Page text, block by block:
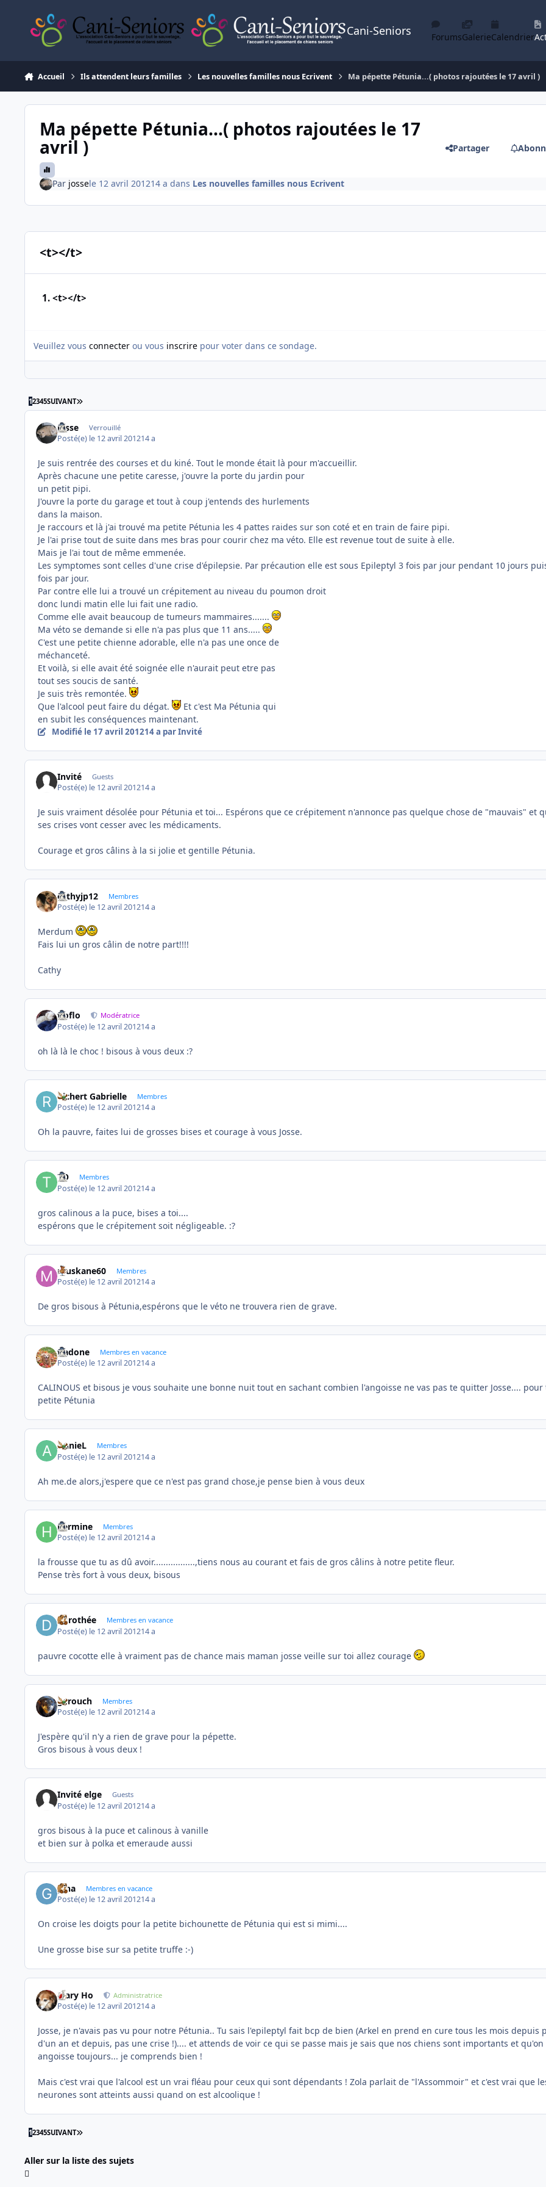
Cani-Seniors ForumsGalerieCalendrier
Accueil Ils attendent leurs familles Les nouvelles familles nous Ecrivent Ma pépette Pétunia...( photos rajoutées le 17 avril )
Ma pépette Pétunia...( photos rajoutées le 17
avril ) Partager
Par jossele 12 avril 201214 a dans Les nouvelles familles nous Ecrivent
<t></t>
1. <t></t>
Veuillez vous connecter ou vous inscrire pour voter dans ce sondage.
12345SUIVANT DERNIÈRE PAGE
josse Verrouillé
Posté(e) le 12 avril 201214 a
Je suis rentrée des courses et du kiné. Tout le monde était là pour m'accueillir.
Après chacune une petite caresse, j'ouvre la porte du jardin pour
un petit pipi.
J'ouvre la porte du garage et tout à coup j'entends des hurlements
dans la maison.
Je raccours et là j'ai trouvé ma petite Pétunia les 4 pattes raides sur son coté et en train de faire pipi.
Je l'ai prise tout de suite dans mes bras pour courir chez ma véto. Elle est revenue tout de suite à elle.
Mais je l'ai tout de même emmenée.
Les symptomes sont celles d'une crise d'épilepsie. Par précaution elle est sous Epileptyl 3 fois par jour pendant 10 jours
fois par jour.
Par contre elle lui a trouvé un crépitement au niveau du poumon droit
donc lundi matin elle lui fait une radio.
Comme elle avait beaucoup de tumeurs mammaires.......
Ma véto se demande si elle n'a pas plus que 11 ans.....
C'est une petite chienne adorable, elle n'a pas une once de
méchanceté.
Et voilà, si elle avait été soignée elle n'aurait peut etre pas
tout ses soucis de santé.
Je suis très remontée.
Que l'alcool peut faire du dégat.
Et c'est Ma Pétunia qui
en subit les conséquences maintenant.
Modifié le 17 avril 201214 a par Invité
Invité Guests
Posté(e) le 12 avril 201214 a
Je suis vraiment désolée pour Pétunia et toi... Espérons que ce crépitement n'annonce pas quelque chose de "mauvais" et
ses crises vont cesser avec les médicaments.
Courage et gros câlins à la si jolie et gentille Pétunia.
cathyjp12 Membres
Posté(e) le 12 avril 201214 a
Merdum
Fais lui un gros câlin de notre part!!!!
Cathy
floflo Modératrice
Posté(e) le 12 avril 201214 a
oh là là le choc ! bisous à vous deux :?
Richert Gabrielle Membres
Posté(e) le 12 avril 201214 a
Oh la pauvre, faites lui de grosses bises et courage à vous Josse.
TO Membres
Posté(e) le 12 avril 201214 a
gros calinous a la puce, bises a toi....
espérons que le crépitement soit négligeable. :?
muskane60 Membres
Posté(e) le 12 avril 201214 a
De gros bisous à Pétunia,espérons que le véto ne trouvera rien de grave.
fiadone Membres en vacance
Posté(e) le 12 avril 201214 a
CALINOUS et bisous je vous souhaite une bonne nuit tout en sachant combien l'angoisse ne vas pas te quitter Josse.... pour
petite Pétunia
AnnieL Membres
Posté(e) le 12 avril 201214 a
Ah me.de alors,j'espere que ce n'est pas grand chose,je pense bien à vous deux
hermine Membres
Posté(e) le 12 avril 201214 a
la frousse que tu as dû avoir.................,tiens nous au courant et fais de gros câlins à notre petite fleur.
Pense très fort à vous deux, bisous
dorothée Membres en vacance
Posté(e) le 12 avril 201214 a
pauvre cocotte elle à vraiment pas de chance mais maman josse veille sur toi allez courage
garouch Membres
Posté(e) le 12 avril 201214 a
J'espère qu'il n'y a rien de grave pour la pépette.
Gros bisous à vous deux !
Invité elge Guests
Posté(e) le 12 avril 201214 a
gros bisous à la puce et calinous à vanille
et bien sur à polka et emeraude aussi
gina Membres en vacance
Posté(e) le 12 avril 201214 a
On croise les doigts pour la petite bichounette de Pétunia qui est si mimi....
Une grosse bise sur sa petite truffe :-)
Mary Ho Administratrice
Posté(e) le 12 avril 201214 a
Josse, je n'avais pas vu pour notre Pétunia.. Tu sais l'epileptyl fait bcp de bien (Arkel en prend en cure tous les mois depuis
d'un an et depuis, pas une crise !).... et attends de voir ce qui se passe mais je sais que nos chiens sont importants et qu'on
angoisse toujours... je comprends bien !
Mais c'est vrai que l'alcool est un vrai fléau pour ceux qui sont dépendants ! Zola parlait de "l'Assommoir" et c'est vrai que
neurones sont atteints aussi quand on est alcoolique !
12345SUIVANT DERNIÈRE PAGE
Aller sur la liste des sujets